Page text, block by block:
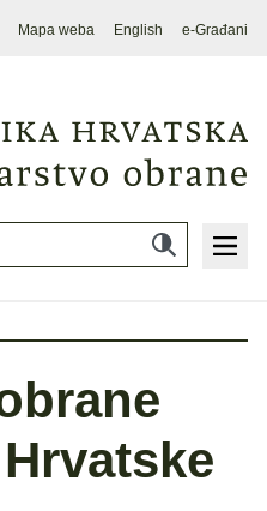
Mapa weba English e-Građani